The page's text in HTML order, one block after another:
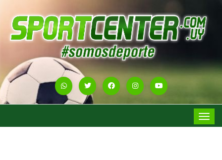
Toggle